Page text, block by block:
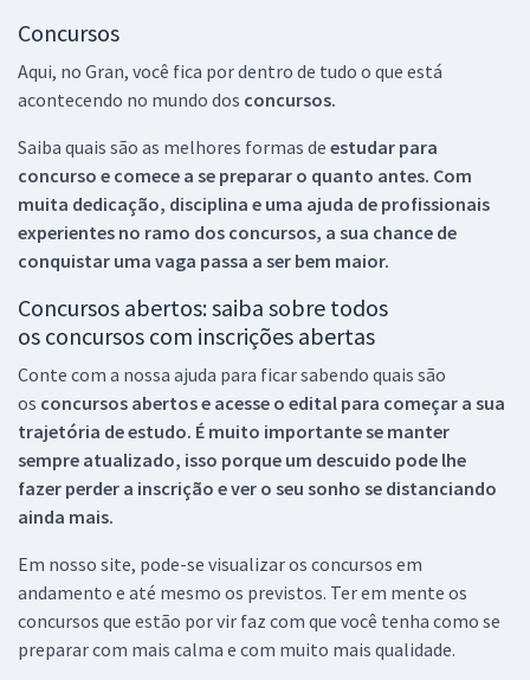
Concursos
Aqui, no Gran, você fica por dentro de tudo o que está
acontecendo no mundo dos concursos.
Saiba quais são as melhores formas de estudar para
concurso e comece a se preparar o quanto antes. Com
muita dedicação, disciplina e uma ajuda de profissionais
experientes no ramo dos concursos, a sua chance de
conquistar uma vaga passa a ser bem maior.
Concursos abertos: saiba sobre todos
os concursos com inscrições abertas
Conte com a nossa ajuda para ficar sabendo quais são
os concursos abertos e acesse o edital para começar a sua
trajetória de estudo. É muito importante se manter
sempre atualizado, isso porque um descuido pode lhe
fazer perder a inscrição e ver o seu sonho se distanciando
ainda mais.
Em nosso site, pode-se visualizar os concursos em
andamento e até mesmo os previstos. Ter em mente os
concursos que estão por vir faz com que você tenha como se
preparar com mais calma e com muito mais qualidade.